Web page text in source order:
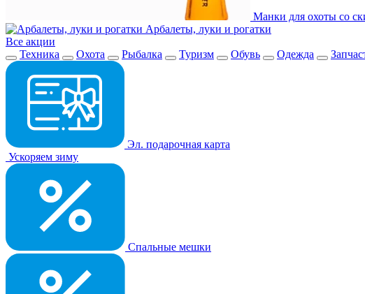
Манки для охоты со
Арбалеты, луки и рогатки
Все акции
Техника
Охота Рыбалка Туризм Обувь Одежда
Эл. подарочная карта
Ускоряем зиму
Спальные мешки